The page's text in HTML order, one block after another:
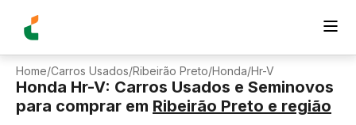
Home/Carros Usados/Ribeirão Preto/Honda/Hr-V
Honda Hr-V: Carros Usados e Seminovos
para comprar em Ribeirão Preto e região